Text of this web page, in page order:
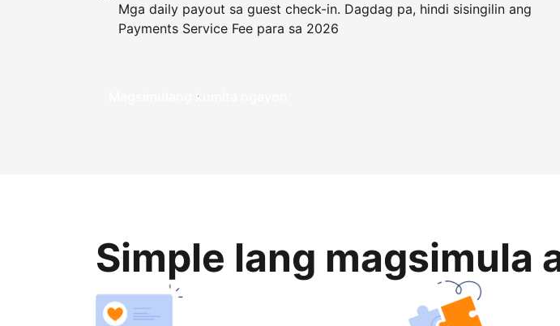
Mga daily payout sa guest check-in. Dagdag pa, hindi sisingilin ang
Payments Service Fee para sa 2026
Magsimulang kumita ngayon
Simple lang magsimula